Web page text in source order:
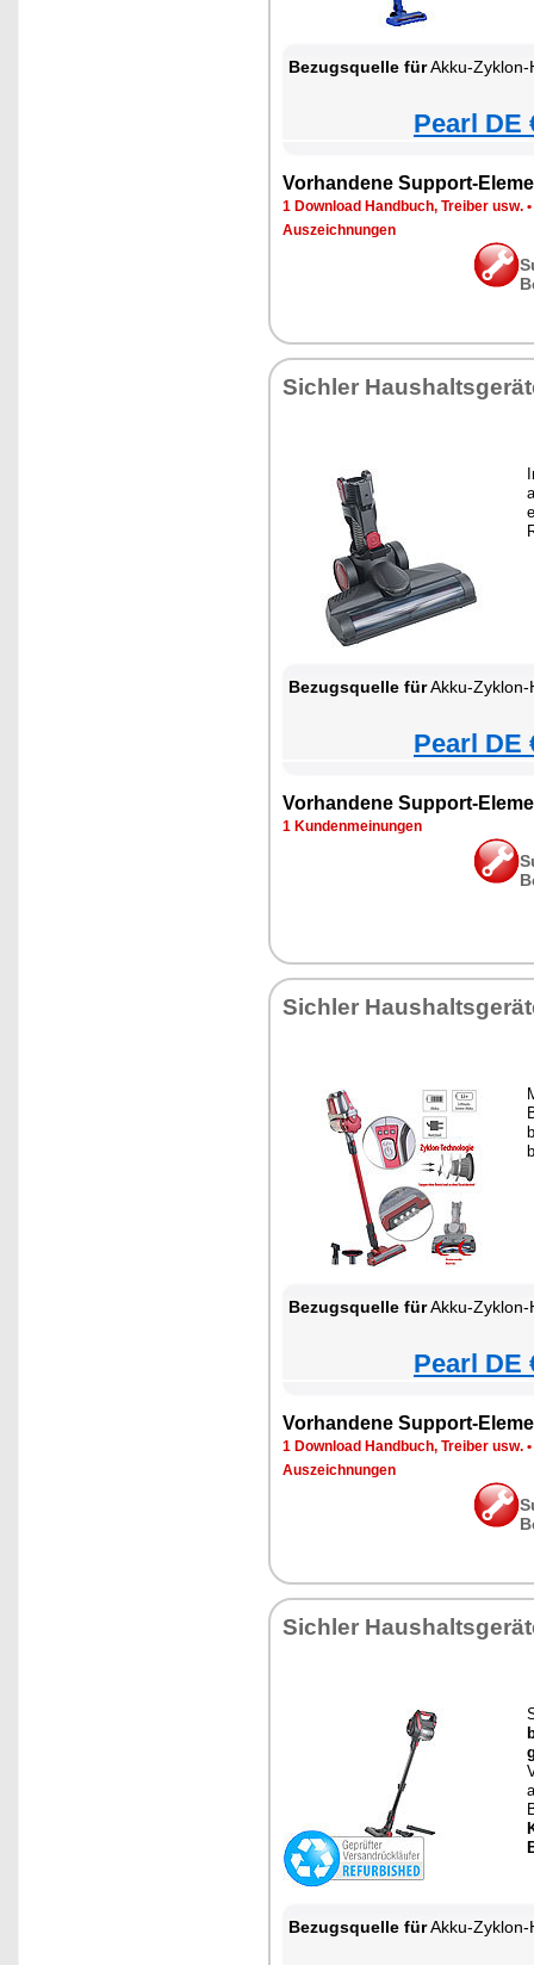
Bezugsquelle fürAkku-Zyklon-Hand- &
Pearl DE
Vorhandene Support-
1 Download Handbuch, Treiber usw. •
Auszeichnungen
Sichler
Bezugsquelle fürAkku-Zyklon-Hand- &
Pearl DE
Vorhandene Support-
1 Kundenmeinungen
Sichler
Bezugsquelle fürAkku-Zyklon-Hand- &
Pearl DE
Vorhandene Support-
1 Download Handbuch, Treiber usw. •
Auszeichnungen
Sichler
Bezugsquelle fürAkku-Zyklon-Hand- &